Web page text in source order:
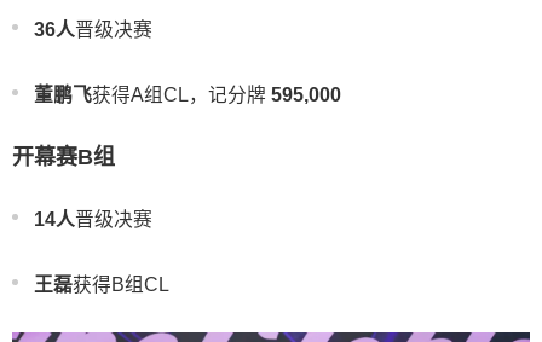
36人晋级决赛
董鹏飞获得A组CL，记分牌 595,000
开幕赛B组
14人晋级决赛
王磊获得B组CL